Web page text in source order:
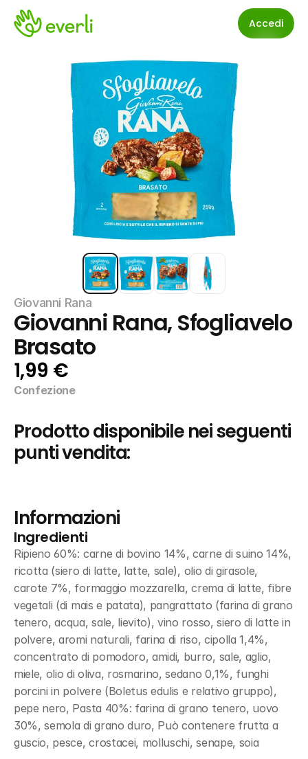
Accedi
Giovanni Rana
Giovanni Rana, Sfogliavelo
Brasato
1,99 €
Confezione
Prodotto disponibile nei seguenti
punti vendita:
Informazioni
Ingredienti
Ripieno 60%: carne di bovino 14%, carne di suino 14%,
ricotta (siero di latte, latte, sale), olio di girasole,
carote 7%, formaggio mozzarella, crema di latte, fibre
vegetali (di mais e patata), pangrattato (farina di grano
tenero, acqua, sale, lievito), vino rosso, siero di latte in
polvere, aromi naturali, farina di riso, cipolla 1,4%,
concentrato di pomodoro, amidi, burro, sale, aglio,
miele, olio di oliva, rosmarino, sedano 0,1%, funghi
porcini in polvere (Boletus edulis e relativo gruppo),
pepe nero, Pasta 40%: farina di grano tenero, uovo
30%, semola di grano duro, Può contenere frutta a
guscio, pesce, crostacei, molluschi, senape, soia